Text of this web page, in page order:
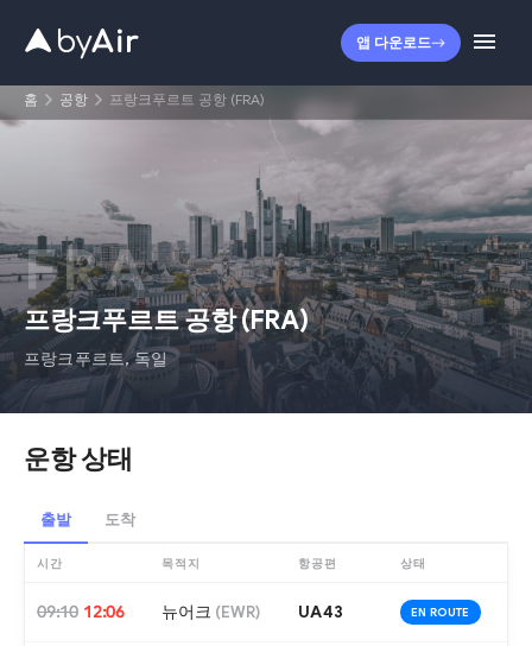
앱 다운로드
홈 공항 프랑크푸르트 공항 (FRA)
FRA
프랑크푸르트 공항(FRA)
프랑크푸르트,독일
운항 상태
출발 도착
시간 목적지 항공편 상태
09:10 12:06 뉴어크 (EWR) UA43 EN ROUTE